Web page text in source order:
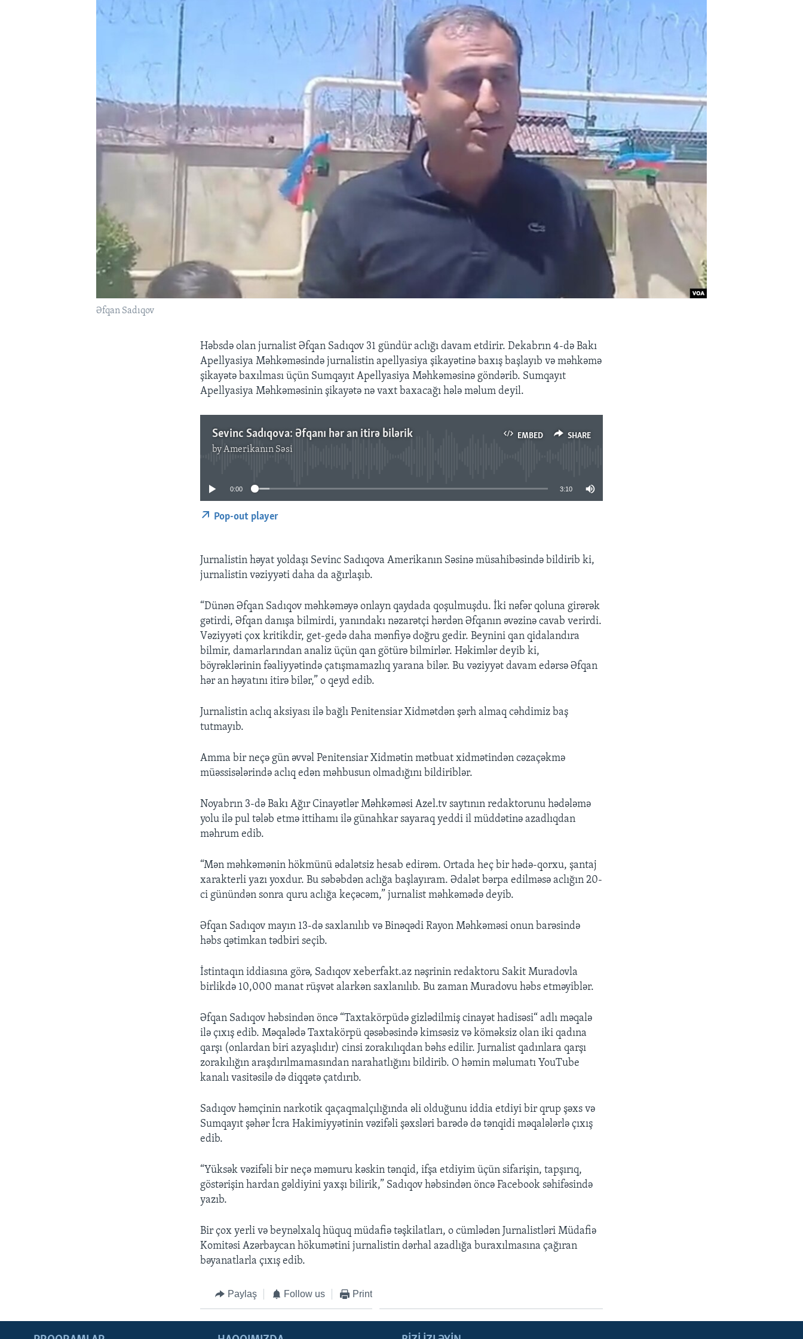
Əfqan Sadıqov
Həbsdə olan jurnalist Əfqan Sadıqov 31 gündür aclığı davam etdirir. Dekabrın 4-də Bakı
Apellyasiya Məhkəməsində jurnalistin apellyasiya şikayətinə baxış başlayıb və məhkəmə
şikayətə baxılması üçün Sumqayıt Apellyasiya Məhkəməsinə göndərib. Sumqayıt
Apellyasiya Məhkəməsinin şikayətə nə vaxt baxacağı hələ məlum deyil.
EMBED SHARE
Sevinc Sadıqova: Əfqanı hər an itirə bilərik
byAmerikanın Səsi
0:00 3:10
Pop-out player
Jurnalistin həyat yoldaşı Sevinc Sadıqova Amerikanın Səsinə müsahibəsində bildirib ki,
jurnalistin vəziyyəti daha da ağırlaşıb.
“Dünən Əfqan Sadıqov məhkəməyə onlayn qaydada qoşulmuşdu. İki nəfər qoluna girərək
gətirdi, Əfqan danışa bilmirdi, yanındakı nəzarətçi hərdən Əfqanın əvəzinə cavab verirdi.
Vəziyyəti çox kritikdir, get-gedə daha mənfiyə doğru gedir. Beynini qan qidalandıra
bilmir, damarlarından analiz üçün qan götürə bilmirlər. Həkimlər deyib ki,
böyrəklərinin fəaliyyətində çatışmamazlıq yarana bilər. Bu vəziyyət davam edərsə Əfqan
hər an həyatını itirə bilər,” o qeyd edib.
Jurnalistin aclıq aksiyası ilə bağlı Penitensiar Xidmətdən şərh almaq cəhdimiz baş
tutmayıb.
Amma bir neçə gün əvvəl Penitensiar Xidmətin mətbuat xidmətindən cəzaçəkmə
müəssisələrində aclıq edən məhbusun olmadığını bildiriblər.
Noyabrın 3-də Bakı Ağır Cinayətlər Məhkəməsi Azel.tv saytının redaktorunu hədələmə
yolu ilə pul tələb etmə ittihamı ilə günahkar sayaraq yeddi il müddətinə azadlıqdan
məhrum edib.
“Mən məhkəmənin hökmünü ədalətsiz hesab edirəm. Ortada heç bir hədə-qorxu, şantaj
xarakterli yazı yoxdur. Bu səbəbdən aclığa başlayıram. Ədalət bərpa edilməsə aclığın 20-
ci günündən sonra quru aclığa keçəcəm,” jurnalist məhkəmədə deyib.
Əfqan Sadıqov mayın 13-də saxlanılıb və Binəqədi Rayon Məhkəməsi onun barəsində
həbs qətimkan tədbiri seçib.
İstintaqın iddiasına görə, Sadıqov xeberfakt.az nəşrinin redaktoru Sakit Muradovla
birlikdə 10,000 manat rüşvət alarkən saxlanılıb. Bu zaman Muradovu həbs etməyiblər.
Əfqan Sadıqov həbsindən öncə “Taxtakörpüdə gizlədilmiş cinayət hadisəsi“ adlı məqalə
ilə çıxış edib. Məqalədə Taxtakörpü qəsəbəsində kimsəsiz və köməksiz olan iki qadına
qarşı (onlardan biri azyaşlıdır) cinsi zorakılıqdan bəhs edilir. Jurnalist qadınlara qarşı
zorakılığın araşdırılmamasından narahatlığını bildirib. O həmin məlumatı YouTube
kanalı vasitəsilə də diqqətə çatdırıb.
Sadıqov həmçinin narkotik qaçaqmalçılığında əli olduğunu iddia etdiyi bir qrup şəxs və
Sumqayıt şəhər İcra Hakimiyyətinin vəzifəli şəxsləri barədə də tənqidi məqalələrlə çıxış
edib.
“Yüksək vəzifəli bir neçə məmuru kəskin tənqid, ifşa etdiyim üçün sifarişin, tapşırıq,
göstərişin hardan gəldiyini yaxşı bilirik,” Sadıqov həbsindən öncə Facebook səhifəsində
yazıb.
Bir çox yerli və beynəlxalq hüquq müdafiə təşkilatları, o cümlədən Jurnalistləri Müdafiə
Komitəsi Azərbaycan hökumətini jurnalistin dərhal azadlığa buraxılmasına çağıran
bəyanatlarla çıxış edib.
Paylaş Follow us Print